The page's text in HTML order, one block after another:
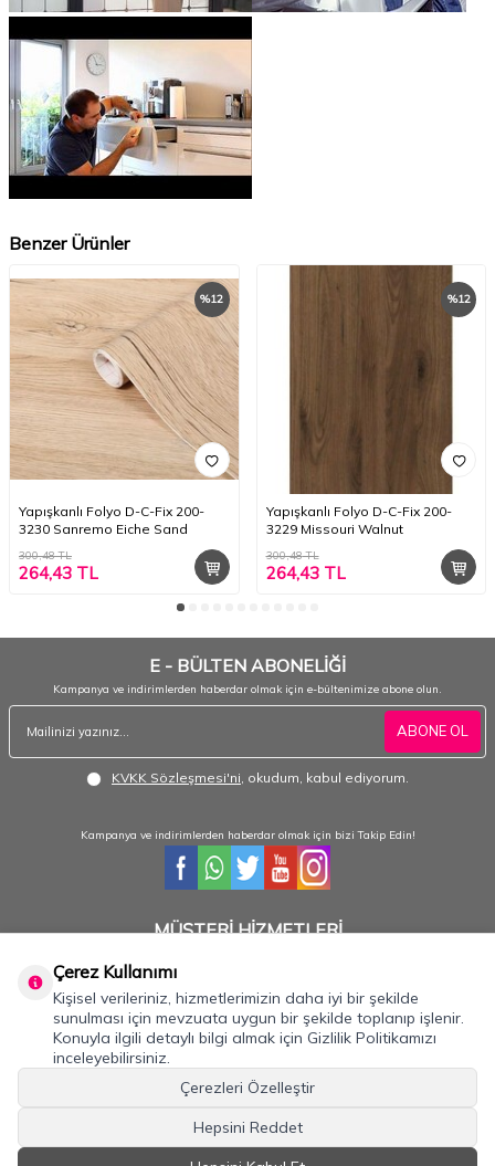
Benzer Ürünler
%12
Yapışkanlı Folyo D-C-Fix 200-
3230 Sanremo Eiche Sand
300,48TL
264,43 TL
%12
Yapışkanlı Folyo D-C-Fix 200-
3229 Missouri Walnut
300,48TL
264,43TL
E - BÜLTEN ABONELİĞİ
Kampanya ve indirimlerden haberdar olmak için e-bültenimize abone olun.
ABONE OL
KVKK Sözleşmesi'ni , okudum, kabul ediyorum.
Kampanya ve indirimlerden haberdar olmak için bizi Takip Edin!
MÜŞTERİ HİZMETLERİ
siparişleriniz için ulaşabilirsiniz.
0232 484 3844- 0533 330 8895
Önemli Bilgiler
Hızlı Erişim
İLETİŞİM
Çerez Kullanımı
Kişisel verileriniz, hizmetlerimizin daha iyi bir şekilde
sunulması için mevzuata uygun bir şekilde toplanıp işlenir.
Konuyla ilgili detaylı bilgi almak için Gizlilik Politikamızı
inceleyebilirsiniz.
Çerezleri Özelleştir
Hepsini Reddet